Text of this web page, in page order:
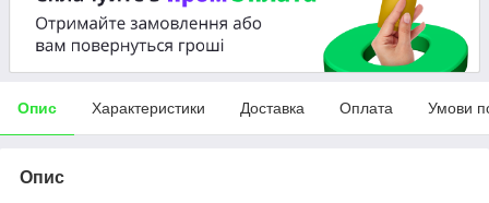
Опис Характеристики Доставка Оплата Умови
Опис